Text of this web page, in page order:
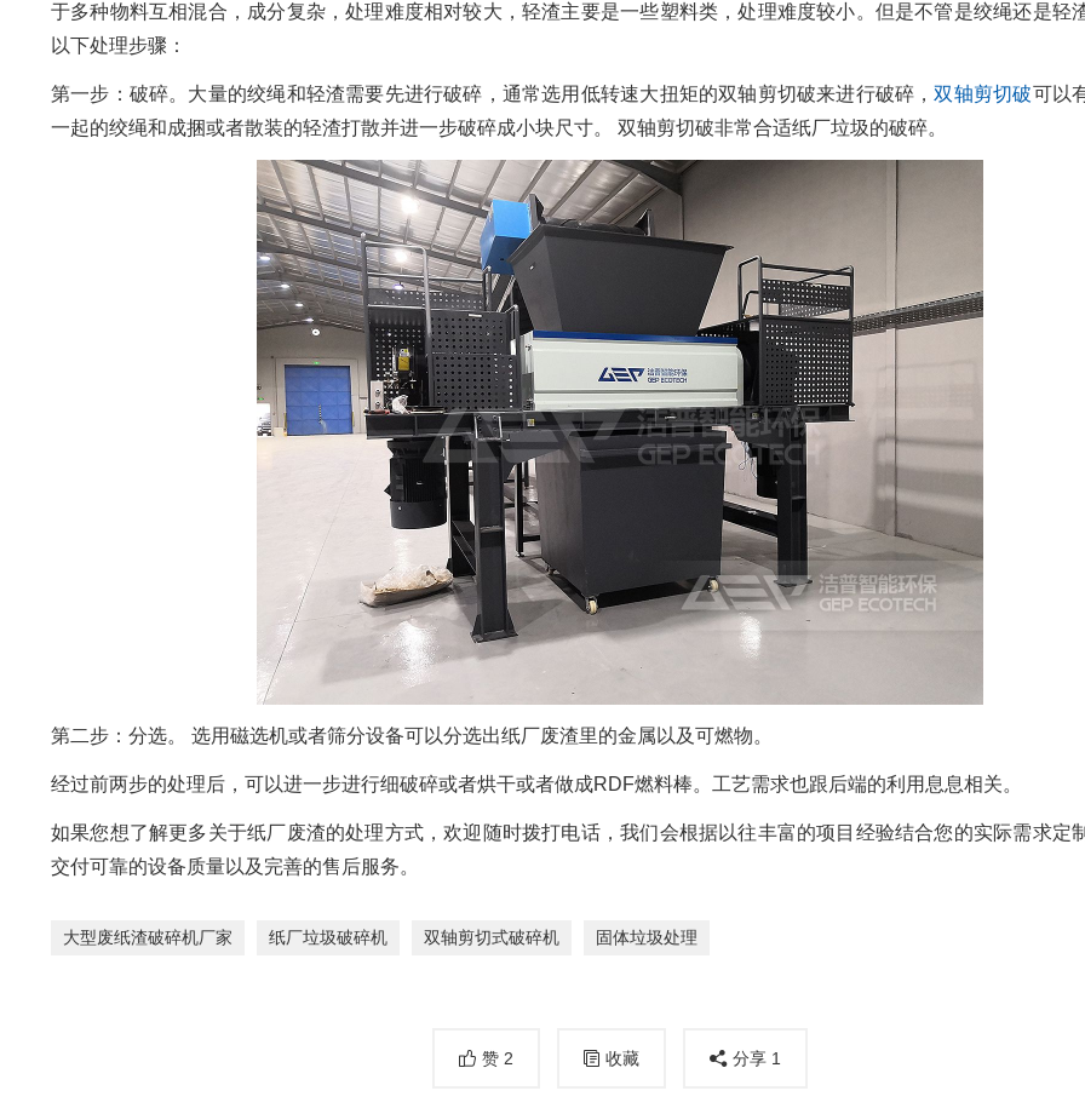
于多种物料互相混合，成分复杂，处理难度相对较大，轻渣主要是一些塑料类，处理难度较小。但是不管是绞绳还是轻
以下处理步骤：
第一步：破碎。大量的绞绳和轻渣需要先进行破碎，通常选用低转速大扭矩的双轴剪切破来进行破碎，双轴剪切破可以
一起的绞绳和成捆或者散装的轻渣打散并进一步破碎成小块尺寸。 双轴剪切破非常合适纸厂垃圾的破碎。
第二步：分选。 选用磁选机或者筛分设备可以分选出纸厂废渣里的金属以及可燃物。
经过前两步的处理后，可以进一步进行细破碎或者烘干或者做成RDF燃料棒。工艺需求也跟后端的利用息息相关。
如果您想了解更多关于纸厂废渣的处理方式，欢迎随时拨打电话，我们会根据以往丰富的项目经验结合您的实际需求定
交付可靠的设备质量以及完善的售后服务。
大型废纸渣破碎机厂家 纸厂垃圾破碎机 双轴剪切式破碎机 固体垃圾处理
赞 2 收藏 分享 1